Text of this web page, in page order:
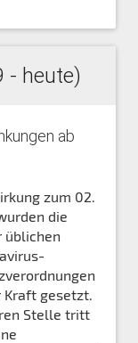
- heute)
ab
zum 02.
die
üblichen
Kraft gesetzt.
Stelle tritt